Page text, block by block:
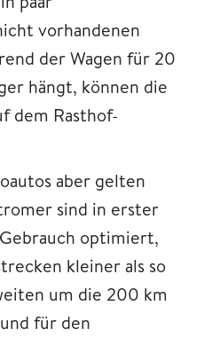
vorhandenen
der Wagen für 20
hängt, können die
dem Rasthof-
aber gelten
sind in erster
optimiert,
kleiner als so
um die 200 km
für den